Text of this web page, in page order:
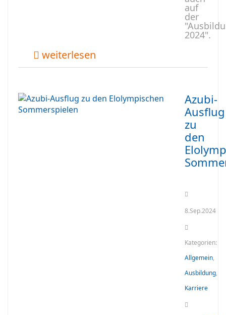
auf
der
2024".
weiterlesen
Azubi-
Ausflug
zu
den
8.Sep.2024
Kategorien:
Allgemein,
Ausbildung,
Karriere